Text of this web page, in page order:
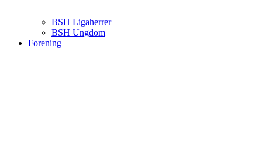
BSH Ligaherrer
BSH Ungdom
Forening